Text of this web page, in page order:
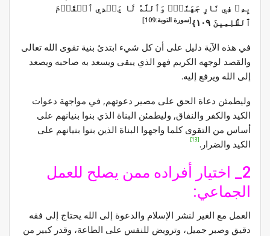
بِهِۦ فِي نَارِ جَهَنَّمَۗ وَٱللَّهُ لَا يَهۡدِي ٱلۡقَوۡمَ
ٱلظَّٰلِمِينَ ١٠٩}
[سورة التوبة:109]
في هذه الآية دليل على أن كل شيء ابتدئ بنية تقوى الله تعالى
والقصد لوجهه الكريم فهو الذي يبقى ويسعد به صاحبه ويصعد
إلى الله ويرفع إليه.
وليطمئن دعاة الحق على مصير دعوتهم, في مواجهة دعوات
الكيد والكفر والنفاق, وليطمئن البناة الذي بنوا بنيانهم على
أساس من التقوى كلما واجهوا البناة الذين بنوا بنيانهم على
الكيد والضرار.[13]
2_ اختيار أفراده ممن يصلح للعمل
الجماعي:
العمل مع الغير لنشر الإسلام والدعوة إلى الله يحتاج إلى فقه
دقيق وصبر جميل، وترويض للنفس على الطاعة، وقدر كبير من